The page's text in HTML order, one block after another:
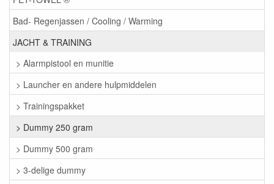
Bad- Regenjassen / Cooling / Warming
JACHT & TRAINING
> Alarmpistool en munitie
> Launcher en andere hulpmiddelen
> Trainingspakket
> Dummy 250 gram
> Dummy 500 gram
> 3-delige dummy